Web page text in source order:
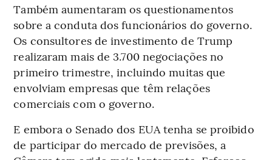
Também aumentaram os questionamentos
sobre a conduta dos funcionários do governo.
Os consultores de investimento de Trump
realizaram mais de 3.700 negociações no
primeiro trimestre, incluindo muitas que
envolviam empresas que têm relações
comerciais com o governo.
E embora o Senado dos EUA tenha se proibido
de participar do mercado de previsões, a